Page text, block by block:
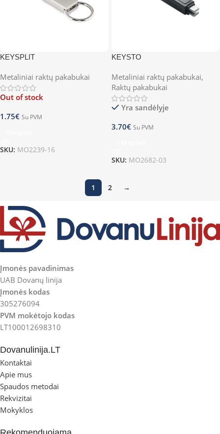
KEYSPLIT
Metaliniai raktų pakabukai
Out of stock
1.75€ Su PVM
SKU: MO2239-16
KEYSTO
Metaliniai raktų pakabukai,
Raktų pakabukai
Yra sandėlyje
3.70€ Su PVM
SKU: MO2682-03
1 2 →
Įmonės pavadinimas
UAB Dovanų linija
Įmonės kodas
305276094
PVM mokėtojo kodas
LT100012698310
Dovanulinija.LT
Kontaktai
Apie mus
Spaudos metodai
Rekvizitai
Mokyklos